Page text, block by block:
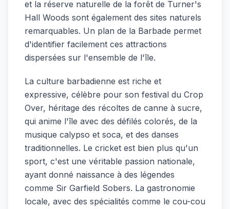
et la réserve naturelle de la forêt de Turner's
Hall Woods sont également des sites naturels
remarquables. Un plan de la Barbade permet
d'identifier facilement ces attractions
dispersées sur l'ensemble de l'île.
La culture barbadienne est riche et
expressive, célèbre pour son festival du Crop
Over, héritage des récoltes de canne à sucre,
qui anime l'île avec des défilés colorés, de la
musique calypso et soca, et des danses
traditionnelles. Le cricket est bien plus qu'un
sport, c'est une véritable passion nationale,
ayant donné naissance à des légendes
comme Sir Garfield Sobers. La gastronomie
locale, avec des spécialités comme le cou-cou